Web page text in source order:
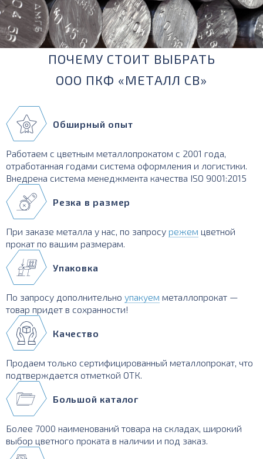
ПОЧЕМУ СТОИТ ВЫБРАТЬ
ООО ПКФ «МЕТАЛЛ СВ»
Обширный опыт
Работаем с цветным металлопрокатом с 2001 года,
отработанная годами система оформления и логистики.
Внедрена система менеджмента качества ISO 9001:2015
Резка в размер
При заказе металла у нас, по запросу режем цветной
прокат по вашим размерам.
Упаковка
По запросу дополнительно упакуем металлопрокат —
товар придет в сохранности!
Качество
Продаем только сертифицированный металлопрокат, что
подтверждается отметкой ОТК.
Большой каталог
Более 7000 наименований товара на складах, широкий
выбор цветного проката в наличии и под заказ.